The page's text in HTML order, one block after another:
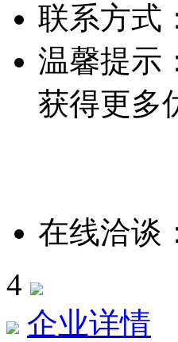
联系方式
温馨提示
获得更多
在线洽谈
4
企业详情